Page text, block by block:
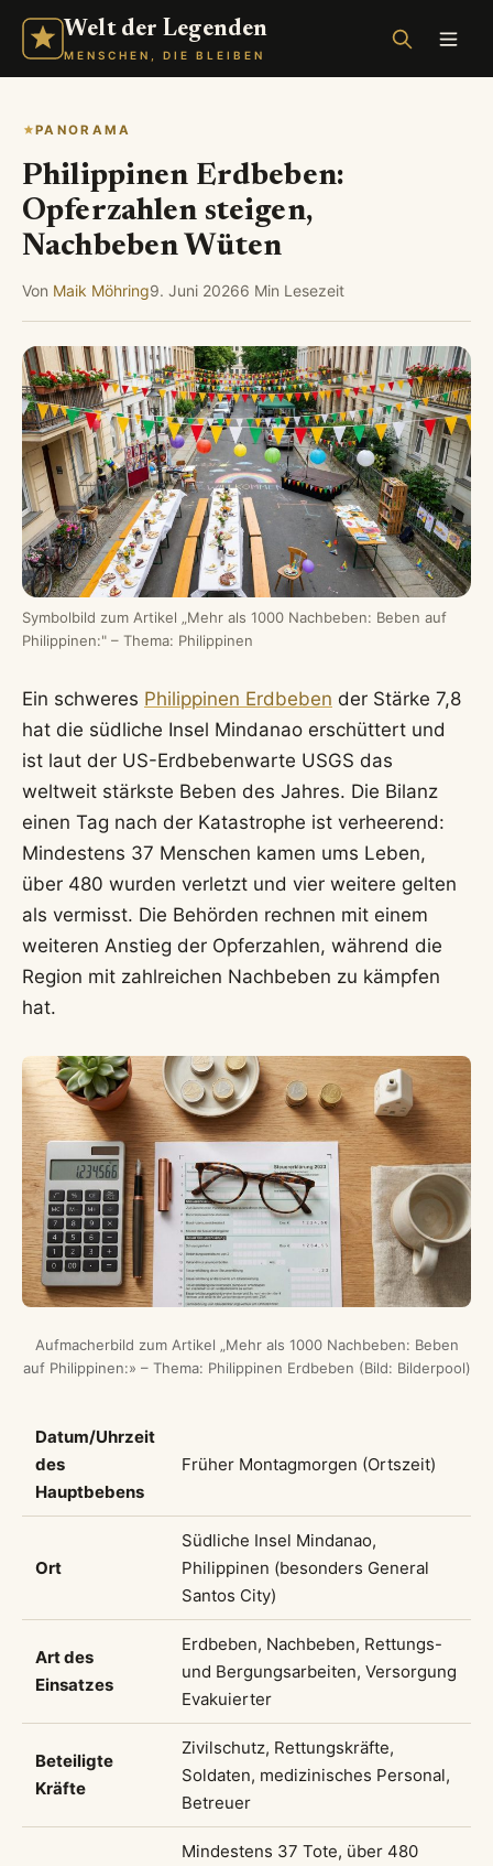
Welt der Legenden
MENSCHEN, DIE BLEIBEN
PANORAMA
Philippinen Erdbeben:
Opferzahlen steigen,
Nachbeben Wüten
Von Maik Möhring9. Juni 20266 Min Lesezeit
Symbolbild zum Artikel „Mehr als 1000 Nachbeben: Beben auf
Philippinen:" – Thema: Philippinen
Ein schweres Philippinen Erdbeben der Stärke 7,8
hat die südliche Insel Mindanao erschüttert und
ist laut der US-Erdbebenwarte USGS das
weltweit stärkste Beben des Jahres. Die Bilanz
einen Tag nach der Katastrophe ist verheerend:
Mindestens 37 Menschen kamen ums Leben,
über 480 wurden verletzt und vier weitere gelten
als vermisst. Die Behörden rechnen mit einem
weiteren Anstieg der Opferzahlen, während die
Region mit zahlreichen Nachbeben zu kämpfen
hat.
Aufmacherbild zum Artikel „Mehr als 1000 Nachbeben: Beben
auf Philippinen:» – Thema: Philippinen Erdbeben (Bild: Bilderpool)
Datum/Uhrzeit
des
Hauptbebens
Früher Montagmorgen (Ortszeit)
Ort
Südliche Insel Mindanao,
Philippinen (besonders General
Santos City)
Art des
Einsatzes
Erdbeben, Nachbeben, Rettungs-
und Bergungsarbeiten, Versorgung
Evakuierter
Beteiligte
Kräfte
Zivilschutz, Rettungskräfte,
Soldaten, medizinisches Personal,
Betreuer
Mindestens 37 Tote, über 480